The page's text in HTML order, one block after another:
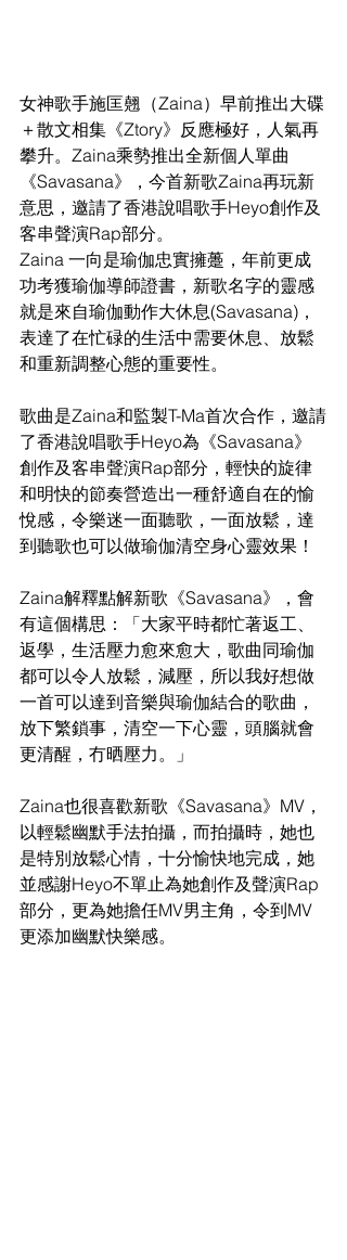
女神歌手施匡翹（Zaina）早前推出大碟
＋散文相集《Ztory》反應極好，人氣再
攀升。Zaina乘勢推出全新個人單曲
《Savasana》，今首新歌Zaina再玩新
意思，邀請了香港說唱歌手Heyo創作及
客串聲演Rap部分。
Zaina 一向是瑜伽忠實擁躉，年前更成
功考獲瑜伽導師證書，新歌名字的靈感
就是來自瑜伽動作大休息(Savasana)，
表達了在忙碌的生活中需要休息、放鬆
和重新調整心態的重要性。
歌曲是Zaina和監製T-Ma首次合作，邀請
了香港說唱歌手Heyo為《Savasana》
創作及客串聲演Rap部分，輕快的旋律
和明快的節奏營造出一種舒適自在的愉
悅感，令樂迷一面聽歌，一面放鬆，達
到聽歌也可以做瑜伽清空身心靈效果！
Zaina解釋點解新歌《Savasana》，會
有這個構思：「大家平時都忙著返工、
返學，生活壓力愈來愈大，歌曲同瑜伽
都可以令人放鬆，減壓，所以我好想做
一首可以達到音樂與瑜伽結合的歌曲，
放下繁鎖事，清空一下心靈，頭腦就會
更清醒，冇晒壓力。」
Zaina也很喜歡新歌《Savasana》MV，
以輕鬆幽默手法拍攝，而拍攝時，她也
是特別放鬆心情，十分愉快地完成，她
並感謝Heyo不單止為她創作及聲演Rap
部分，更為她擔任MV男主角，令到MV
更添加幽默快樂感。